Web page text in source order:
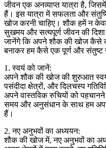
जीवन एक अनव्याप्त यात्रा है,
हैं। इस यात्रा में सफलता और
खोज करनी चाहिए। शौक हमें न
सुखमय और सत्यपूर्ण जीवन की
जानेंगे कि अपने शौक की खोज कैसे
बनाकर हम कैसे एक पूर्ण और
1. स्वयं को जानें:
अपने शौक की खोज की शुरुआत स्वयं
पसंदीदा क्षेत्रों, और दिलचस्प
अपने वास्तविक रुचियों को
समय और अनुसंधान के साथ हम
हैं।
2. नए अनुभवों का अध्ययन:
शौक की खोज में, नए अनुभवों का